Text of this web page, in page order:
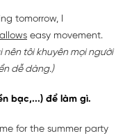
tomorrow, I
allows easy movement.
tôi khuyên mọi người
dễ dàng.)
bạc,...) để làm gì.
for the summer party